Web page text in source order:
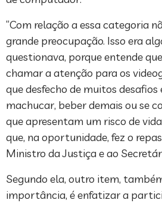
“Com relação a essa categoria
grande preocupação. Isso era
questionava, porque entende
chamar a atenção para os
que desfecho de muitos desafios
machucar, beber demais ou se
que apresentam um risco de
que, na oportunidade, fez o
Ministro da Justiça e ao
Segundo ela, outro item,
importância, é enfatizar a